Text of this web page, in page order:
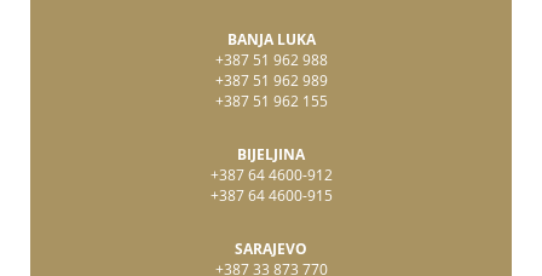
BANJA LUKA
+387 51 962 988
+387 51 962 989
+387 51 962 155
BIJELJINA
+387 64 4600-912
+387 64 4600-915
SARAJEVO
+387 33 873 770